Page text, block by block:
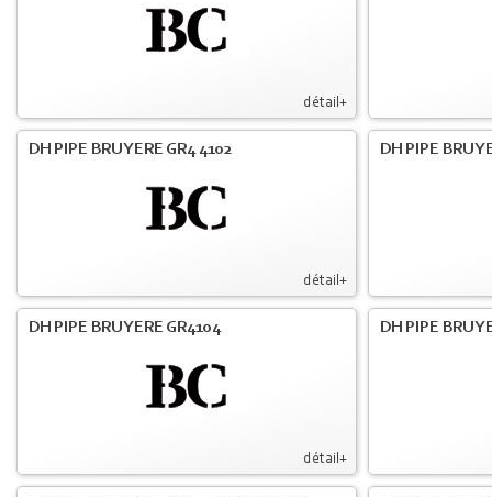
détail+
détail+
DH PIPE BRUYERE GR4 4102 DH PIPE
détail+
DH PIPE BRUYERE GR4104 DH PIPE